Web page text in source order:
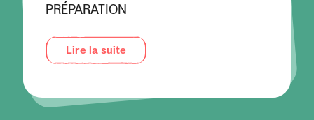
PRÉPARATION
Lire la suite